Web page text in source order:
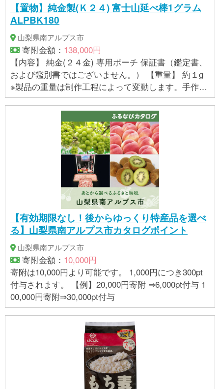
【置物】純金製(Ｋ２４) 富士山延べ棒1グラム
ALPBK180
山梨県南アルプス市
寄附金額： 138,000円
【内容】 純金(２４金) 専用ポーチ 保証書（鑑定書、
および鑑別書ではございません。） 【重量】 約１g
※製品の重量は制作工程によって変動します。手作業
で制作しているため、均等な重さを心がけておりま
すが、指定範囲内で多少の誤差が生じる場合があり
ます。そのため、重量の具体的な指定はお受けでき
ｍ 厚み：約1.7ｍｍ ※製造過程に手作業がある為、数
値は前後する場合がございます。 ※純金の特性上、一
部変色が発生する場合があります。純金の品位・品
質には問題ございません。
【有効期限なし！後からゆっくり特産品を選べ
る】山梨県南アルプス市カタログポイント
山梨県南アルプス市
寄附金額： 10,000円
寄附は10,000円より可能です。 1,000円につき300pt
付与されます。 【例】20,000円寄附 ⇒6,000pt付与 1
00,000円寄附⇒30,000pt付与